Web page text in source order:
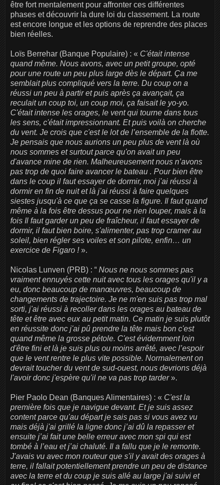
être fort mentalement pour affronter ces différentes
phases et découvrir la dure loi du classement. La route
est encore longue et les options de reprendre des places
bien réelles.
Loïs Berrehar (Banque Populaire) : « C'était intense
quand même. Nous avons, avec un petit groupe, opté
pour une route un peu plus large dès le départ. Ça me
semblait plus compliqué vers la terre. Du coup on a
réussi un peu à partir et puis après ça avançait, ça
reculait un coup toi, un coup moi, ça faisait le yo-yo.
C'était intense les orages, le vent qui tourne dans tous
les sens, c'était impressionnant. Et puis voilà on cherche
du vent. Je crois que c'est le lot de l’ensemble de la flotte.
Je pensais que nous aurions un peu plus de vent là où
nous sommes et surtout parce qu'on avait un peu
d'avance mine de rien. Malheureusement nous n’avons
pas trop de quoi faire avancer le bateau . Pour bien être
dans le coup il faut essayer de dormir, moi j'ai réussi à
dormir en fin de nuit et là j'ai réussi à faire quelques
siestes jusqu'à ce que ça se casse la figure. Il faut quand
même à la fois être dessus pour ne rien louper, mais à la
fois Il faut garder un peu de fraîcheur, il faut essayer de
dormir, il faut bien boire, s'alimenter, pas trop cramer au
soleil, bien régler ses voiles et son pilote, enfin… un
exercice de Figaro !».
Nicolas Lunven (PRB) : “ Nous ne nous sommes pas
vraiment ennuyés cette nuit avec tous les orages qu'il y a
eu, donc beaucoup de manœuvres, beaucoup de
changements de trajectoire. Je ne m'en suis pas trop mal
sorti, j'ai réussi à recoller dans les orages au bateau de
tête et être avec eux au petit matin. Ce matin je suis plutôt
en réussite donc j'ai pû prendre la tête mais bon c'est
quand même la grosse pétole. C'est évidemment loin
d'être fini et là je suis plus ou moins arrêté, avec l’espoir
que le vent rentre le plus vite possible. Normalement on
devrait toucher du vent de sud-ouest, nous devrions déjà
l'avoir donc j'espère qu'il ne va pas trop tarder».
Pier Paolo Dean (Banques Alimentaires) : « C'est la
première fois que je navigue devant. Et je suis assez
content parce qu'au départ je sais pas si vous avez vu
mais déjà j'ai grillé la ligne donc j’ai dû la repasser et
ensuite j’ai fait une belle erreur avec mon spi qui est
tombé à l’eau et j’ai chaluté. Il a fallu que je le remonte.
J'avais vu avec mon routeur que s'il y avait des orages à
terre, il fallait potentiellement prendre un peu de distance
avec la terre et du coup je suis allé au large j'ai suivi et